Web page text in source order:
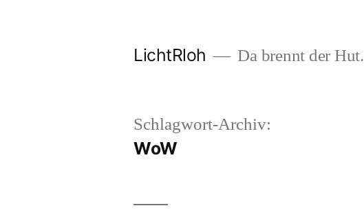
LichtRloh Da brennt der Hut.
Schlagwort-Archiv:
WoW